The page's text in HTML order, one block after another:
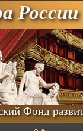
России
Фонд